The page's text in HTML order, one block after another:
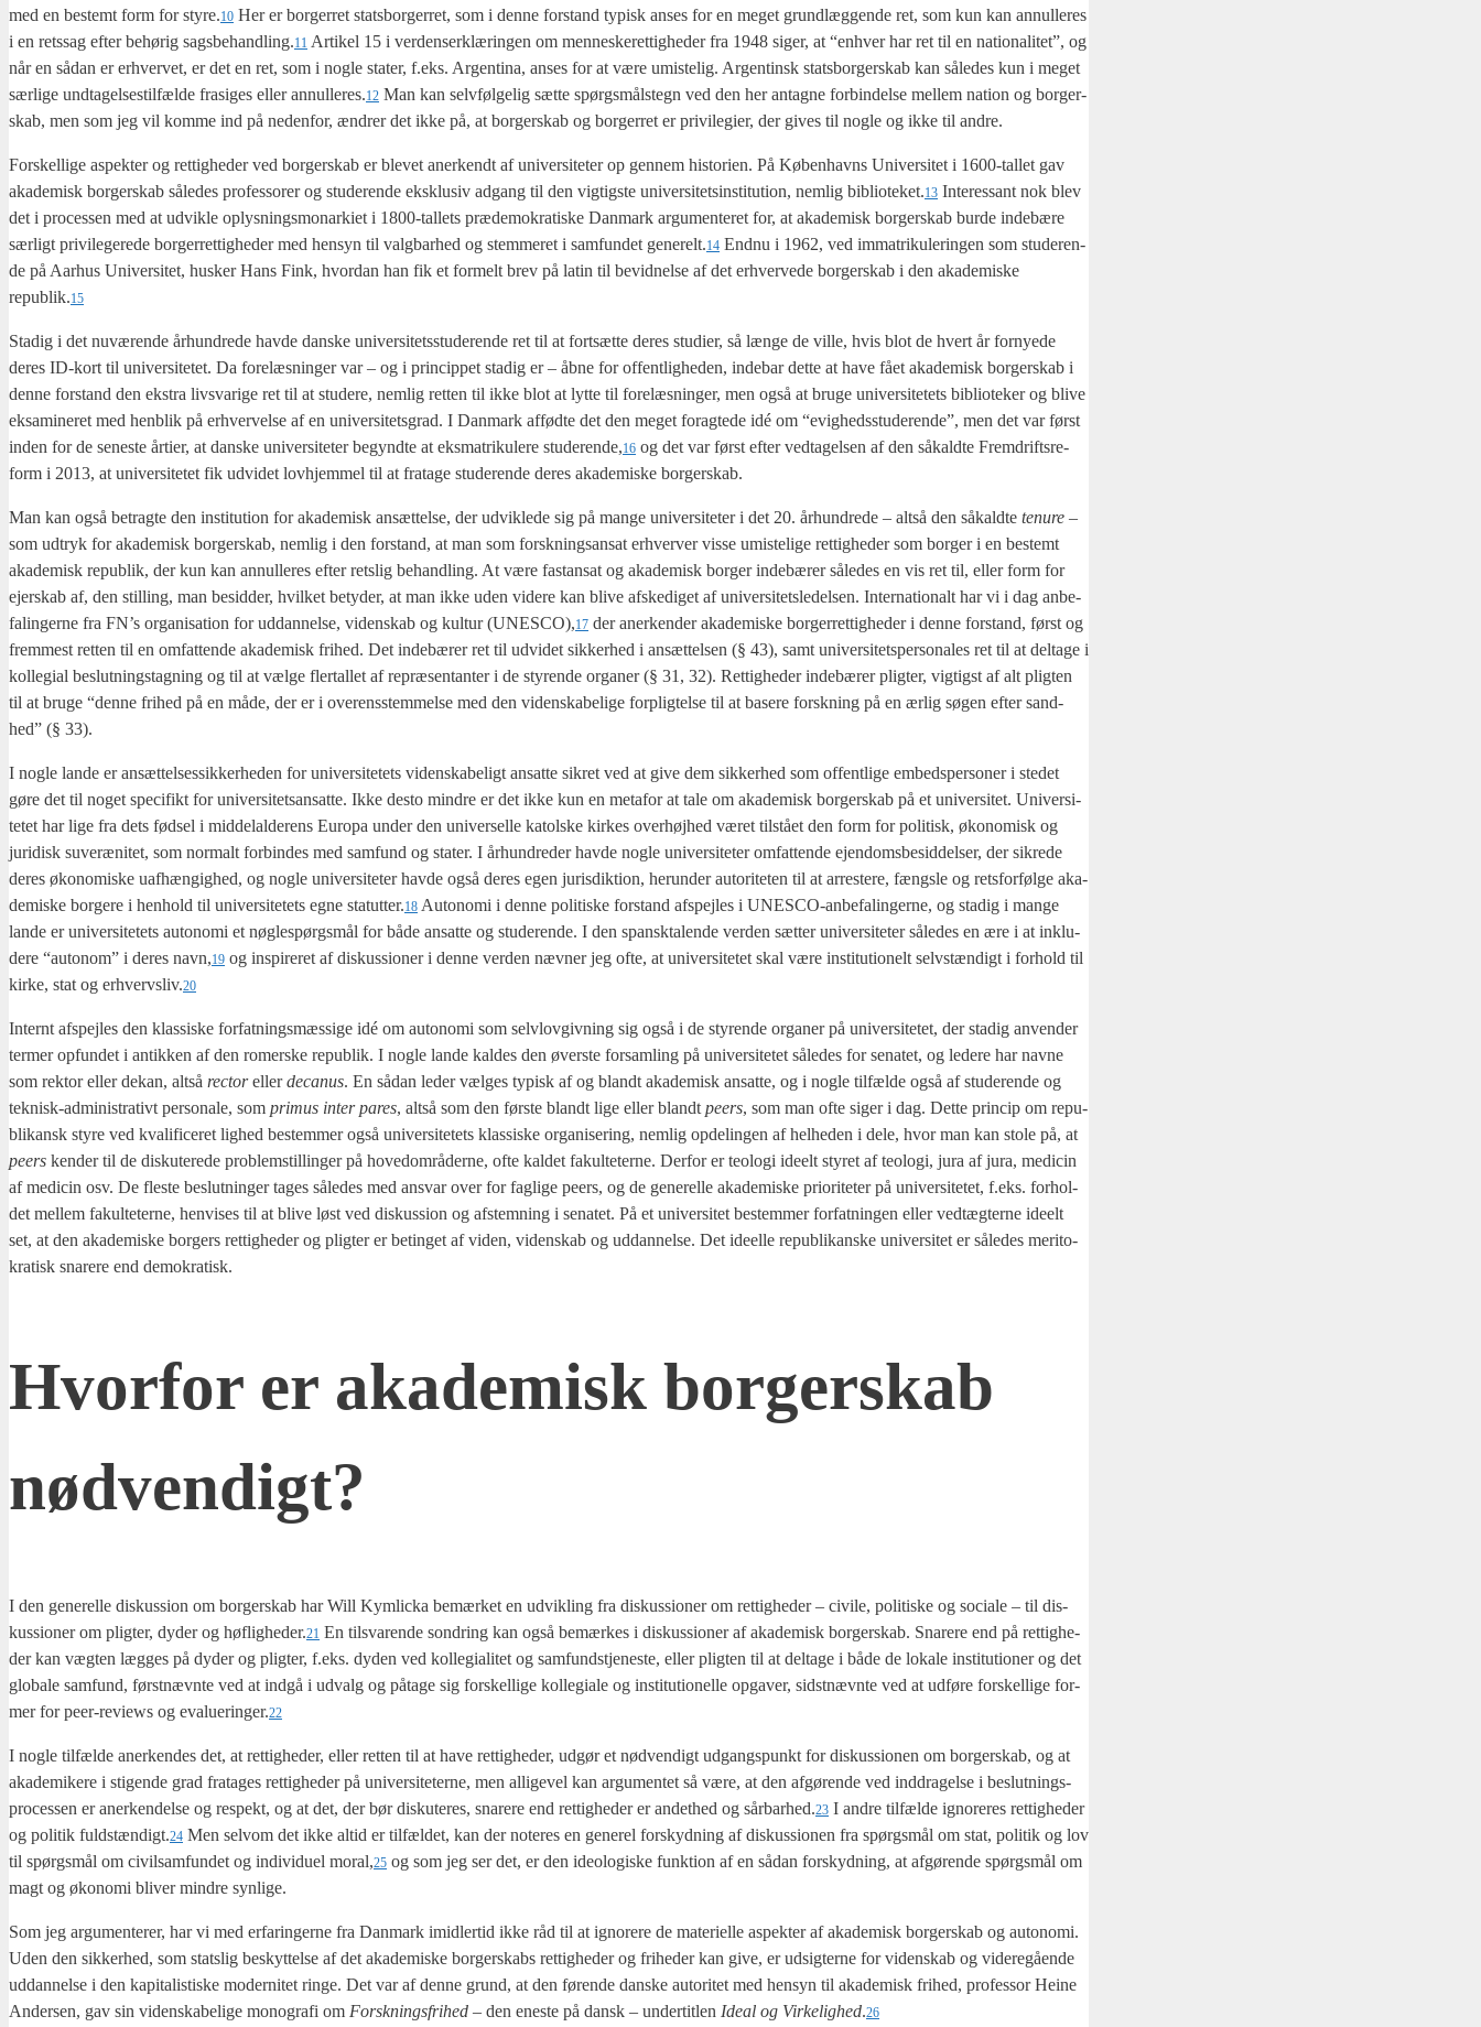
med en bestemt form for styre.10 Her er bor­ger­ret stats­bor­ger­ret, som i den­ne for­stand typisk anses for en meget grund­læg­gen­de ret, som kun kan annul­le­res
i en rets­sag efter behø­rig sagsbehandling.11 Arti­kel 15 i ver­den­ser­klæ­rin­gen om men­ne­ske­ret­tig­he­der fra 1948 siger, at “enhver har ret til en natio­na­li­tet”, og
når en sådan er erhver­vet, er det en ret, som i nog­le sta­ter, f.eks. Argen­ti­na, anses for at være umi­ste­lig. Argen­tinsk stats­bor­ger­skab kan såle­des kun i meget
sær­li­ge und­ta­gel­ses­til­fæl­de fra­si­ges eller annulleres.12 Man kan selv­føl­ge­lig sæt­te spørgs­måls­tegn ved den her antag­ne for­bin­del­se mel­lem nation og bor­ger­
skab, men som jeg vil kom­me ind på neden­for, ændrer det ikke på, at bor­ger­skab og bor­ger­ret er pri­vil­e­gi­er, der gives til nog­le og ikke til andre.
For­skel­li­ge aspek­ter og ret­tig­he­der ved bor­ger­skab er ble­vet aner­kendt af uni­ver­si­te­ter op gen­nem histo­ri­en. På Køben­havns Uni­ver­si­tet i 1600-tal­let gav
aka­de­misk bor­ger­skab såle­des pro­fes­so­rer og stu­de­ren­de eks­klu­siv adgang til den vig­tig­ste uni­ver­si­tet­sin­sti­tu­tion, nem­lig biblioteket.13 Inter­es­sant nok blev
det i pro­ces­sen med at udvik­le oplys­nings­mo­nar­ki­et i 1800-tal­lets præ­de­mo­kra­ti­ske Dan­mark argu­men­te­ret for, at aka­de­misk bor­ger­skab bur­de inde­bæ­re
sær­ligt pri­vil­e­ge­re­de bor­ger­ret­tig­he­der med hen­syn til valg­bar­hed og stem­me­ret i sam­fun­det generelt.14 End­nu i 1962, ved imma­tri­ku­le­rin­gen som stu­de­ren­
de på Aar­hus Uni­ver­si­tet, husker Hans Fink, hvor­dan han fik et for­melt brev på lat­in til bevid­nel­se af det erhver­ve­de bor­ger­skab i den aka­de­mi­ske
republik.15
Sta­dig i det nuvæ­ren­de århund­re­de hav­de dan­ske uni­ver­si­tets­stu­de­ren­de ret til at fort­sæt­te deres stu­di­er, så læn­ge de vil­le, hvis blot de hvert år for­ny­e­de
deres ID-kort til uni­ver­si­te­tet. Da fore­læs­nin­ger var – og i prin­cip­pet sta­dig er – åbne for offent­lig­he­den, inde­bar det­te at have fået aka­de­misk bor­ger­skab i
den­ne for­stand den ekstra livsva­ri­ge ret til at stu­de­re, nem­lig ret­ten til ikke blot at lyt­te til fore­læs­nin­ger, men også at bru­ge uni­ver­si­te­tets bibli­o­te­ker og bli­ve
eksa­mi­ne­ret med hen­blik på erhver­vel­se af en uni­ver­si­tets­grad. I Dan­mark affød­te det den meget forag­te­de idé om “evig­heds­stu­de­ren­de”, men det var først
inden for de sene­ste årti­er, at dan­ske uni­ver­si­te­ter begynd­te at eks­ma­tri­ku­le­re studerende,16 og det var først efter ved­ta­gel­sen af den såkald­te Frem­drifts­re­
form i 2013, at uni­ver­si­te­tet fik udvi­det lov­hjem­mel til at fra­ta­ge stu­de­ren­de deres aka­de­mi­ske bor­ger­skab.
Man kan også betrag­te den insti­tu­tion for aka­de­misk ansæt­tel­se, der udvik­le­de sig på man­ge uni­ver­si­te­ter i det 20. århund­re­de – alt­så den såkald­te tenu­re –
som udtryk for aka­de­misk bor­ger­skab, nem­lig i den for­stand, at man som forsk­nings­an­sat erhver­ver vis­se umi­ste­li­ge ret­tig­he­der som bor­ger i en bestemt
aka­de­misk repu­blik, der kun kan annul­le­res efter rets­lig behand­ling. At være fastan­sat og aka­de­misk bor­ger inde­bæ­rer såle­des en vis ret til, eller form for
ejer­skab af, den stil­ling, man besid­der, hvil­ket bety­der, at man ikke uden vide­re kan bli­ve afske­di­get af uni­ver­si­tets­le­del­sen. Inter­na­tio­nalt har vi i dag anbe­
fa­lin­ger­ne fra FN’s orga­ni­sa­tion for uddan­nel­se, viden­skab og kul­tur (UNESCO),17 der aner­ken­der aka­de­mi­ske bor­ger­ret­tig­he­der i den­ne for­stand, først og
frem­mest ret­ten til en omfat­ten­de aka­de­misk fri­hed. Det inde­bæ­rer ret til udvi­det sik­ker­hed i ansæt­tel­sen (§ 43), samt uni­ver­si­tets­per­so­na­les ret til at del­ta­ge i
kol­le­gi­al beslut­nings­tag­ning og til at væl­ge fler­tal­let af repræ­sen­tan­ter i de sty­ren­de orga­ner (§ 31, 32). Ret­tig­he­der inde­bæ­rer plig­ter, vig­tigst af alt plig­ten
til at bru­ge “den­ne fri­hed på en måde, der er i over­ens­stem­mel­se med den viden­ska­be­li­ge for­plig­tel­se til at base­re forsk­ning på en ærlig søgen efter sand­
hed” (§ 33).
I nog­le lan­de er ansæt­tel­ses­sik­ker­he­den for uni­ver­si­te­tets viden­ska­be­ligt ansat­te sik­ret ved at give dem sik­ker­hed som offent­li­ge embeds­per­so­ner i ste­det
gøre det til noget spe­ci­fikt for uni­ver­si­tetsan­sat­te. Ikke desto min­dre er det ikke kun en meta­for at tale om aka­de­misk bor­ger­skab på et uni­ver­si­tet. Uni­ver­si­
te­tet har lige fra dets fød­sel i mid­delal­de­rens Euro­pa under den uni­ver­sel­le katol­ske kir­kes over­højhed været til­stå­et den form for poli­tisk, øko­no­misk og
juri­disk suveræ­ni­tet, som nor­malt for­bin­des med sam­fund og sta­ter. I århund­re­der hav­de nog­le uni­ver­si­te­ter omfat­ten­de ejen­doms­be­sid­del­ser, der sik­re­de
deres øko­no­mi­ske uaf­hæn­gig­hed, og nog­le uni­ver­si­te­ter hav­de også deres egen juris­dik­tion, her­un­der auto­ri­te­ten til at arre­ste­re, fængs­le og rets­for­føl­ge aka­
de­mi­ske bor­ge­re i hen­hold til uni­ver­si­te­tets egne statutter.18 Auto­no­mi i den­ne poli­ti­ske for­stand afspej­les i UNESCO-anbe­fa­lin­ger­ne, og sta­dig i man­ge
lan­de er uni­ver­si­te­tets auto­no­mi et nøg­lespørgs­mål for både ansat­te og stu­de­ren­de. I den spansk­ta­len­de ver­den sæt­ter uni­ver­si­te­ter såle­des en ære i at inklu­
de­re “auto­nom” i deres navn,19 og inspi­re­ret af dis­kus­sio­ner i den­ne ver­den næv­ner jeg ofte, at uni­ver­si­te­tet skal være insti­tu­tio­nelt selv­stæn­digt i for­hold til
kir­ke, stat og erhvervsliv.20
Inter­nt afspej­les den klas­si­ske for­fat­nings­mæs­si­ge idé om auto­no­mi som selv­lov­giv­ning sig også i de sty­ren­de orga­ner på uni­ver­si­te­tet, der sta­dig anven­der
ter­mer opfun­det i antik­ken af den romer­ske repu­blik. I nog­le lan­de kal­des den øver­ste for­sam­ling på uni­ver­si­te­tet såle­des for sena­tet, og lede­re har nav­ne
som rek­tor eller dekan, alt­så rectorellerdeca­nus. En sådan leder væl­ges typisk af og blandt aka­de­misk ansat­te, og i nog­le til­fæl­de også af stu­de­ren­de og
tek­nisk-admi­ni­stra­tivt per­so­na­le, som pri­mus inter pares, alt­så som den før­ste blandt lige eller blandt peers, som man ofte siger i dag. Det­te prin­cip om repu­
bli­kansk sty­re ved kva­li­fi­ce­ret lig­hed bestem­mer også uni­ver­si­te­tets klas­si­ske orga­ni­se­ring, nem­lig opde­lin­gen af hel­he­den i dele, hvor man kan sto­le på, at
peers ken­der til de dis­ku­te­re­de pro­blem­stil­lin­ger på hoved­om­rå­der­ne, ofte kal­det faku­l­te­ter­ne. Der­for er teo­lo­gi ide­elt sty­ret af teo­lo­gi, jura af jura, medi­cin
af medi­cin osv. De fle­ste beslut­nin­ger tages såle­des med ansvar over for fag­li­ge peers, og de gene­rel­le aka­de­mi­ske pri­o­ri­te­ter på uni­ver­si­te­tet, f.eks. for­hol­
det mel­lem faku­l­te­ter­ne, hen­vi­ses til at bli­ve løst ved dis­kus­sion og afstem­ning i sena­tet. På et uni­ver­si­tet bestem­mer for­fat­nin­gen eller vedtæg­ter­ne ide­elt
set, at den aka­de­mi­ske bor­gers ret­tig­he­der og plig­ter er betin­get af viden, viden­skab og uddan­nel­se. Det ide­el­le repu­bli­kan­ske uni­ver­si­tet er såle­des meri­to­
kra­tisk sna­re­re end demo­kra­tisk.
Hvor­for er aka­de­misk bor­ger­skab
nød­ven­digt?
I den gene­rel­le dis­kus­sion om bor­ger­skab har Will Kym­li­cka bemær­ket en udvik­ling fra dis­kus­sio­ner om ret­tig­he­der – civi­le, poli­ti­ske og soci­a­le – til dis­
kus­sio­ner om plig­ter, dyder og høfligheder.21 En til­sva­ren­de son­dring kan også bemær­kes i dis­kus­sio­ner af aka­de­misk bor­ger­skab. Sna­re­re end på ret­tig­he­
der kan væg­ten læg­ges på dyder og plig­ter, f.eks. dyden ved kol­le­gi­a­li­tet og sam­fund­stje­ne­ste, eller plig­ten til at del­ta­ge i både de loka­le insti­tu­tio­ner og det
glo­ba­le sam­fund, først­nævn­te ved at ind­gå i udvalg og påta­ge sig for­skel­li­ge kol­le­gi­a­le og insti­tu­tio­nel­le opga­ver, sidst­nævn­te ved at udfø­re for­skel­li­ge for­
mer for peer-reviews og evalueringer.22
I nog­le til­fæl­de aner­ken­des det, at ret­tig­he­der, eller ret­ten til at have ret­tig­he­der, udgør et nød­ven­digt udgangs­punkt for dis­kus­sio­nen om bor­ger­skab, og at
aka­de­mi­ke­re i sti­gen­de grad fra­ta­ges ret­tig­he­der på uni­ver­si­te­ter­ne, men alli­ge­vel kan argu­men­tet så være, at den afgø­ren­de ved ind­dra­gel­se i beslut­nings­
pro­ces­sen er aner­ken­del­se og respekt, og at det, der bør dis­ku­te­res, sna­re­re end ret­tig­he­der er andet­hed og sårbarhed.23 I andre til­fæl­de igno­re­res ret­tig­he­der
og poli­tik fuldstændigt.24 Men selv­om det ikke altid er til­fæl­det, kan der note­res en gene­rel for­skyd­ning af dis­kus­sio­nen fra spørgs­mål om stat, poli­tik og lov
til spørgs­mål om civil­sam­fun­det og indi­vi­du­el moral,25 og som jeg ser det, er den ide­o­lo­gi­ske funk­tion af en sådan for­skyd­ning, at afgø­ren­de spørgs­mål om
magt og øko­no­mi bli­ver min­dre syn­li­ge.
Som jeg argu­men­te­rer, har vi med erfa­rin­ger­ne fra Dan­mark imid­ler­tid ikke råd til at igno­re­re de mate­ri­el­le aspek­ter af aka­de­misk bor­ger­skab og auto­no­mi.
Uden den sik­ker­hed, som stats­lig beskyt­tel­se af det aka­de­mi­ske bor­ger­skabs ret­tig­he­der og fri­he­der kan give, er udsig­ter­ne for viden­skab og vide­re­gå­en­de
uddan­nel­se i den kapi­ta­li­sti­ske moder­ni­tet rin­ge. Det var af den­ne grund, at den før­en­de dan­ske auto­ri­tet med hen­syn til aka­de­misk fri­hed, pro­fes­sor Hei­ne
Ander­sen, gav sin viden­ska­be­li­ge mono­gra­fi om Forsk­nings­fri­hed – den ene­ste på dansk – under­tit­len Ide­al og Vir­ke­lig­hed.26